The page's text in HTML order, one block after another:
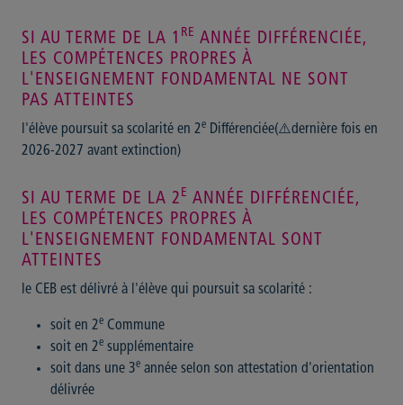
SI AU TERME DE LA 1 RE ANNÉE DIFFÉRENCIÉE,
LES COMPÉTENCES PROPRES À
L'ENSEIGNEMENT FONDAMENTAL NE SONT
PAS ATTEINTES
l'élève poursuit sa scolarité en 2e Différenciée(⚠️dernière fois en
2026-2027 avant extinction)
SI AU TERME DE LA 2 E ANNÉE DIFFÉRENCIÉE,
LES COMPÉTENCES PROPRES À
L'ENSEIGNEMENT FONDAMENTAL SONT
ATTEINTES
le CEB est délivré à l'élève qui poursuit sa scolarité :
soit en 2e Commune
soit en 2e supplémentaire
soit dans une 3e année selon son attestation d'orientation
délivrée